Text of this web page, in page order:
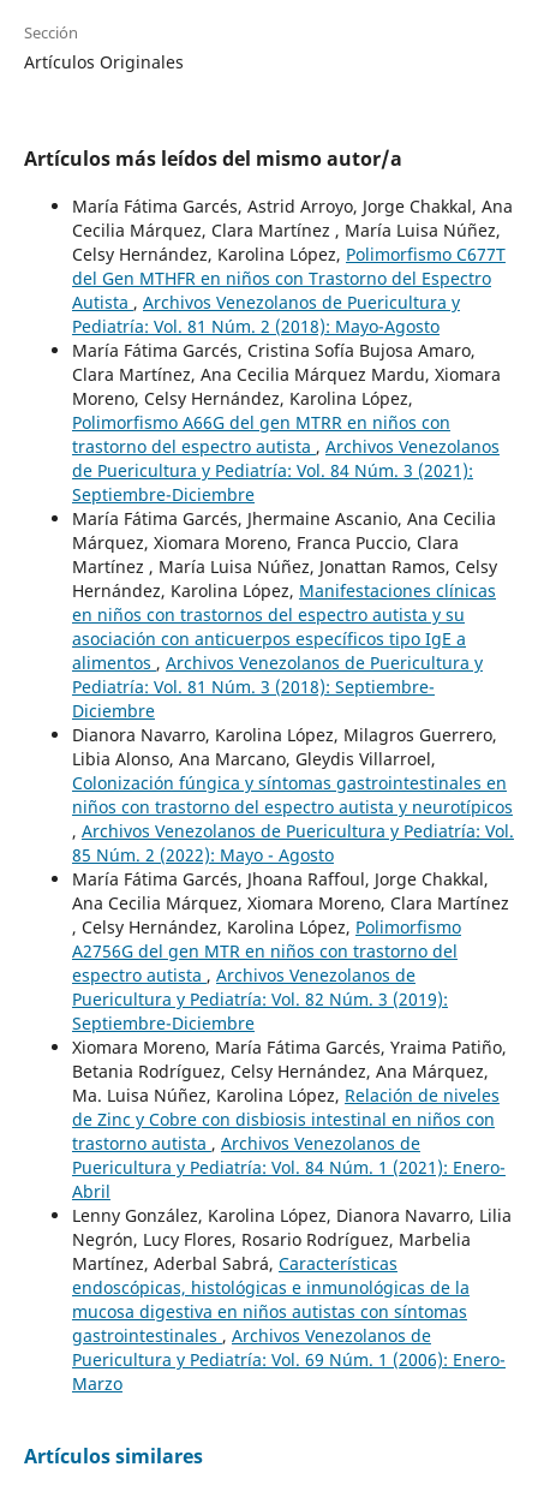
Sección
Artículos Originales
Artículos más leídos del mismo autor/a
María Fátima Garcés, Astrid Arroyo, Jorge Chakkal, Ana
Cecilia Márquez, Clara Martínez , María Luisa Núñez,
Celsy Hernández, Karolina López, Polimorfismo C677T
del Gen MTHFR en niños con Trastorno del Espectro
Autista , Archivos Venezolanos de Puericultura y
Pediatría: Vol. 81 Núm. 2 (2018): Mayo-Agosto
María Fátima Garcés, Cristina Sofía Bujosa Amaro,
Clara Martínez, Ana Cecilia Márquez Mardu, Xiomara
Moreno, Celsy Hernández, Karolina López,
Polimorfismo A66G del gen MTRR en niños con
trastorno del espectro autista , Archivos Venezolanos
de Puericultura y Pediatría: Vol. 84 Núm. 3 (2021):
Septiembre-Diciembre
María Fátima Garcés, Jhermaine Ascanio, Ana Cecilia
Márquez, Xiomara Moreno, Franca Puccio, Clara
Martínez , María Luisa Núñez, Jonattan Ramos, Celsy
Hernández, Karolina López, Manifestaciones clínicas
en niños con trastornos del espectro autista y su
asociación con anticuerpos específicos tipo IgE a
alimentos , Archivos Venezolanos de Puericultura y
Pediatría: Vol. 81 Núm. 3 (2018): Septiembre-
Diciembre
Dianora Navarro, Karolina López, Milagros Guerrero,
Libia Alonso, Ana Marcano, Gleydis Villarroel,
Colonización fúngica y síntomas gastrointestinales en
niños con trastorno del espectro autista y neurotípicos
, Archivos Venezolanos de Puericultura y Pediatría: Vol.
85 Núm. 2 (2022): Mayo - Agosto
María Fátima Garcés, Jhoana Raffoul, Jorge Chakkal,
Ana Cecilia Márquez, Xiomara Moreno, Clara Martínez
, Celsy Hernández, Karolina López, Polimorfismo
A2756G del gen MTR en niños con trastorno del
espectro autista , Archivos Venezolanos de
Puericultura y Pediatría: Vol. 82 Núm. 3 (2019):
Septiembre-Diciembre
Xiomara Moreno, María Fátima Garcés, Yraima Patiño,
Betania Rodríguez, Celsy Hernández, Ana Márquez,
Ma. Luisa Núñez, Karolina López, Relación de niveles
de Zinc y Cobre con disbiosis intestinal en niños con
trastorno autista , Archivos Venezolanos de
Puericultura y Pediatría: Vol. 84 Núm. 1 (2021): Enero-
Abril
Lenny González, Karolina López, Dianora Navarro, Lilia
Negrón, Lucy Flores, Rosario Rodríguez, Marbelia
Martínez, Aderbal Sabrá, Características
endoscópicas, histológicas e inmunológicas de la
mucosa digestiva en niños autistas con síntomas
gastrointestinales , Archivos Venezolanos de
Puericultura y Pediatría: Vol. 69 Núm. 1 (2006): Enero-
Marzo
Artículos similares